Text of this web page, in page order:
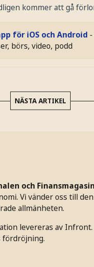
kommer att gå
för iOS och Android
börs, video, podd
NÄSTA ARTIKEL
och
Vi vänder oss till den
allmänheten.
levereras av Infront.
fördröjning.